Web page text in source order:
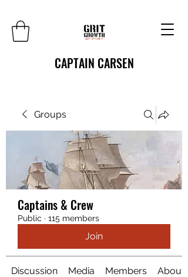
CAPTAIN CARSEN
Groups
Captains & Crew
Public · 115 members
Join
Discussion Media Members About